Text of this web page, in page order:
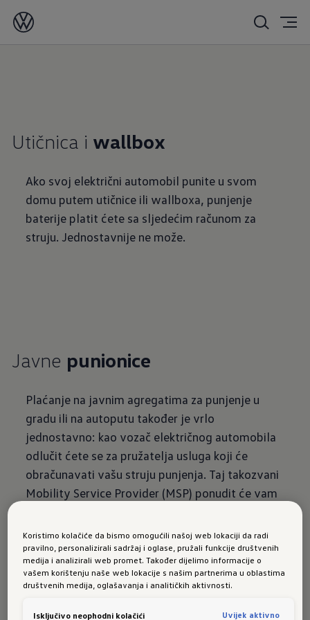
Utičnica i wallbox
Ako svoj električni automobil punite u svom
domu putem utičnice ili wallboxa, punjenje
baterije platit ćete sa sljedećim računom za
struju. Jednostavnije ne može.
Javne punionice
Plaćanje na javnim agregatima za punjenje u
gradu ili na autoputu također je vrlo
jednostavno: kao vozač električnog automobila
odlučit ćete se za pružatelja usluga koji će
obračunavati vašu struju punjenja. Taj takozvani
Mobility Service Provider (MSP) ponudit će vam
potrebama kao kod mobilne tarife: ovdje
također možete prilagoditi pojedine opcije
svojim individualnim potrebama i potrošnji. Ako
vaš MSP nema uključenu neku stanicu za
Koristimo kolačiće da bismo omogućili našoj web lokaciji da radi
pravilno, personalizirali sadržaj i oglase, pružali funkcije društvenih
medija i analizirali web promet. Također dijelimo informacije o
vašem korištenju naše web lokacije s našim partnerima u oblastima
društvenih medija, oglašavanja i analitičkih aktivnosti.
Isključivo neophodni kolačići Uvijek aktivno